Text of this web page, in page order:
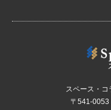
スペース・
〒541-0053